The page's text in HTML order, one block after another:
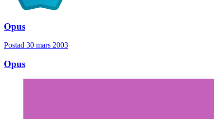
Opus
Postad 30 mars 2003
Opus